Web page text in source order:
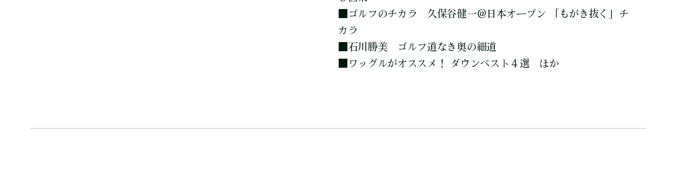
ゴルフのチカラ 久保谷健一＠日本オープン 「もがき抜く」チ
カラ
石川勝美 ゴルフ道なき奥の細道
ワッグルがオススメ！ ダウンベスト４選 ほか